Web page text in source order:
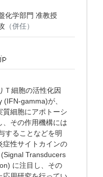
化学部門 准教授
（併任）
Ｔ細胞の活性化因
gamma)が、
質細胞にアポトーシ
、その作用機構には
することなどを明
症性サイトカインの
Transducers
に注目し、その